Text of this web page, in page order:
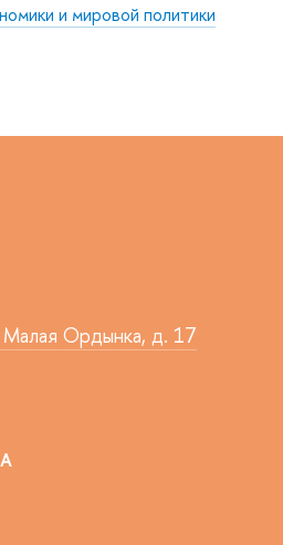
и мировой политики
Малая Ордынка, д. 17